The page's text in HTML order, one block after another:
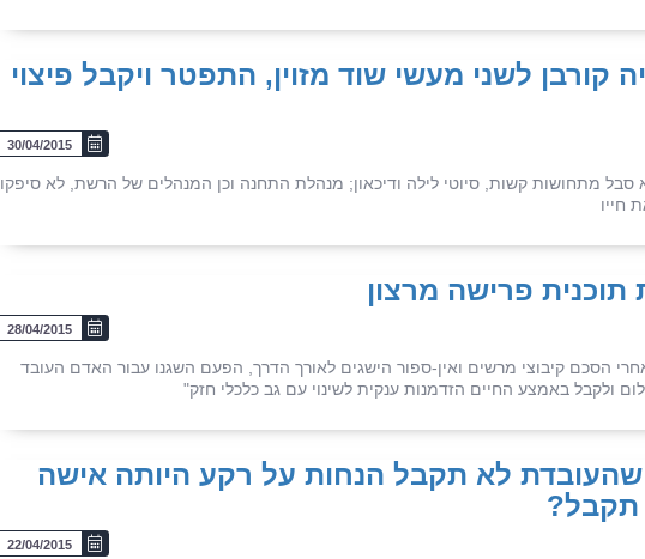
קורבן לשני מעשי שוד מזוין, התפטר ויקבל פיצוי
30/04/2015
סבל מתחושות קשות, סיוטי לילה ודיכאון; מנהלת התחנה וכן המנהלים של הרשת, לא סיפקו
חייו
פרישה מרצון
28/04/2015
הסכם קיבוצי מרשים ואין-ספור הישגים לאורך הדרך, הפעם השגנו עבור האדם העובד
ולקבל באמצע החיים הזדמנות ענקית לשינוי עם גב כלכלי חזק"
שהעובדת לא תקבל הנחות על רקע היותה אישה
תקבל?
22/04/2015